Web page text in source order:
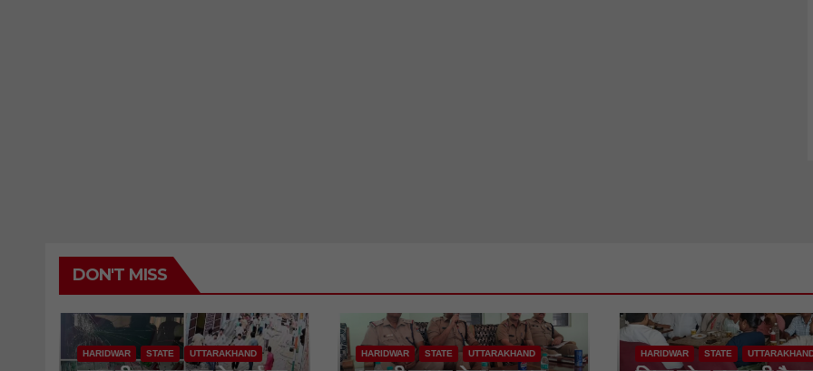
DON'T MISS
HARIDWAR STATE UTTARAKHAND HARIDWAR STATE UTTARAKHAND HARIDWAR STATE